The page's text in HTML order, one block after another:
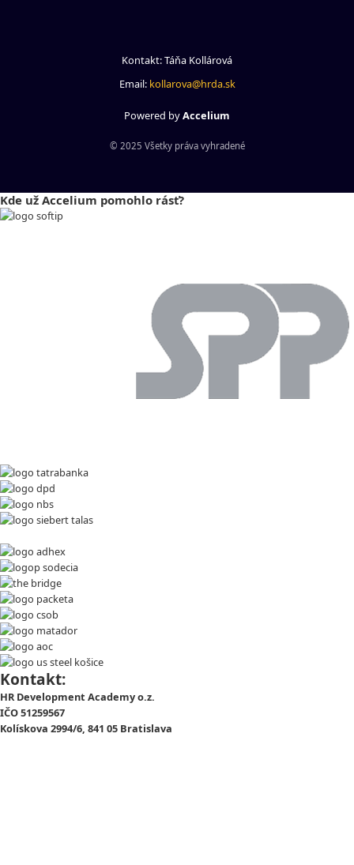
Kontakt: Táňa Kollárová
Email: kollarova@hrda.sk
Powered byAccelium
© 2025 Všetky práva vyhradené
Kde už Accelium pomohlo rásť?
Kontakt:
HR Development Academy o.z.
IČO 51259567
Kolískova 2994/6, 841 05 Bratislava